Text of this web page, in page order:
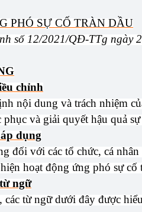
PHÓ SỰ CỐ TRÀN DẦU
số 12/2021/QĐ-TTg ngày
chỉnh
nội dung và trách nhiệm
và giải quyết hậu quả
dụng
đối với các tổ chức, cá
hoạt động ứng phó sự
ngữ
các từ ngữ dưới đây được